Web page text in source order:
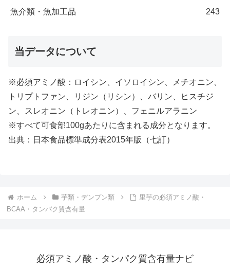
魚介類・魚加工品 243
当データについて
※必須アミノ酸：ロイシン、イソロイシン、メチオニン、
トリプトファン、リジン（リシン）、バリン、ヒスチジ
ン、スレオニン（トレオニン）、フェニルアラニン
※すべて可食部100gあたりに含まれる成分となります。
出典：日本食品標準成分表2015年版（七訂）
ホーム 芋類・デンプン類
里芋の必須アミノ酸・
BCAA・タンパク質含有量
必須アミノ酸・タンパク質含有量ナビ